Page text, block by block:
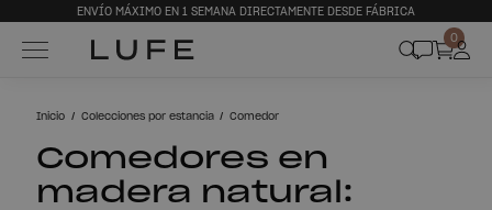
ENVÍO MÁXIMO EN 1 SEMANA DIRECTAMENTE DESDE FÁBRICA
0
Inicio Colecciones por estancia Comedor
Comedores en
madera natural: